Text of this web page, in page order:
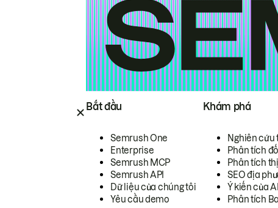
Bắt đầu
Semrush One
Enterprise
Semrush MCP
Semrush API
Dữ liệu của chúng tôi
Yêu cầu demo
Khám phá
Nghiên cứu
Phân tích
Phân tích
SEO địa
Ý kiến của
Phân tích